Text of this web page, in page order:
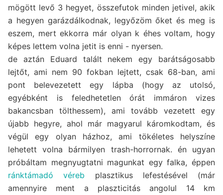
mögött levő 3 hegyet, összefutok minden jetivel, akik
a hegyen garázdálkodnak, legyőzöm őket és meg is
eszem, mert ekkorra már olyan k éhes voltam, hogy
képes lettem volna jetit is enni - nyersen.
de aztán Eduard talált nekem egy barátságosabb
lejtőt, ami nem 90 fokban lejtett, csak 68-ban, ami
pont belevezetett egy lápba (hogy az utolsó,
egyébként is feledhetetlen órát immáron vizes
bakancsban tölthessem), ami tovább vezetett egy
újabb hegyre, ahol már magyarul káromkodtam, és
végül egy olyan házhoz, ami tökéletes helyszíne
lehetett volna bármilyen trash-horrornak. én ugyan
próbáltam megnyugtatni magunkat egy falka, éppen
ránktámadó véreb plasztikus lefestésével (már
amennyire ment a plaszticitás angolul 14 km